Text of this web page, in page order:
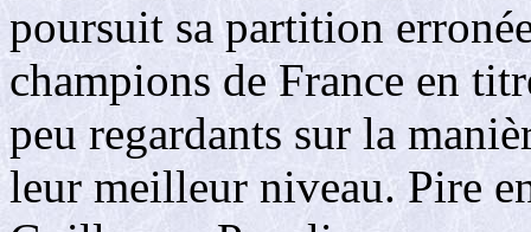
poursuit sa partition
champions de France en
peu regardants sur la
leur meilleur niveau. Pire